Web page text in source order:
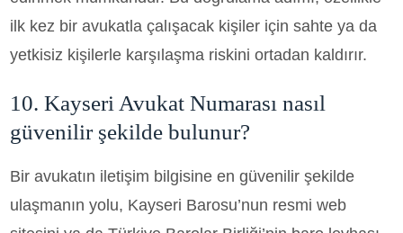
ilk kez bir avukatla çalışacak kişiler için sahte ya da
yetkisiz kişilerle karşılaşma riskini ortadan kaldırır.
10. Kayseri Avukat Numarası nasıl
güvenilir şekilde bulunur?
Bir avukatın iletişim bilgisine en güvenilir şekilde
ulaşmanın yolu, Kayseri Barosu’nun resmi web